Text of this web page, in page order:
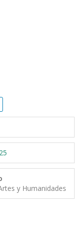
y Humanidades